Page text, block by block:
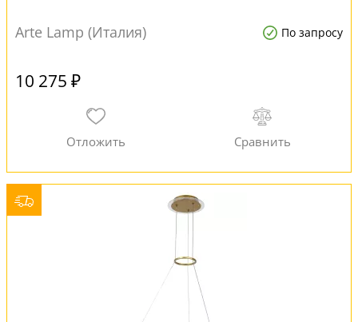
Arte Lamp (Италия) По запросу
10 275 ₽